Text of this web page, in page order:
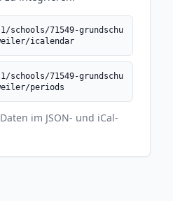
schools/71549-grundschu
icalendar
schools/71549-grundschu
periods
im JSON- und iCal-